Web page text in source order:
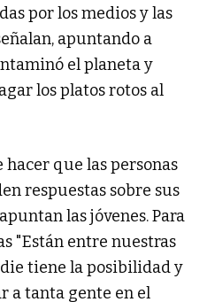
por los medios y las
apuntando a
el planeta y
los platos rotos al
que las personas
respuestas sobre sus
las jóvenes. Para
"Están entre nuestras
tiene la posibilidad y
a tanta gente en el